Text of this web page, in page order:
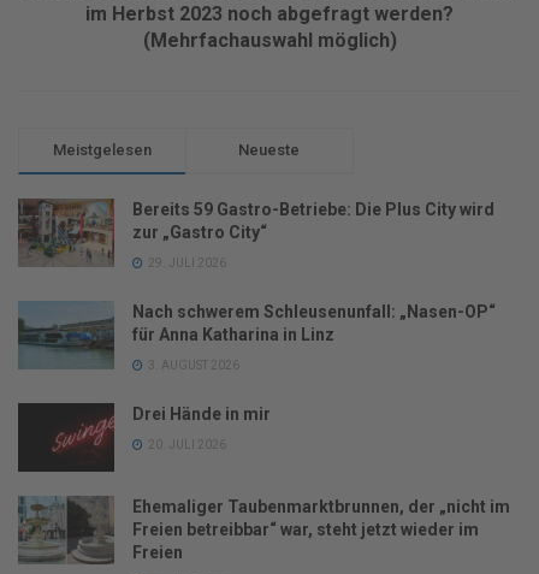
im Herbst 2023 noch abgefragt werden?
(Mehrfachauswahl möglich)
Meistgelesen Neueste
Bereits 59 Gastro-Betriebe: Die Plus City wird
zur „Gastro City“
29. JULI 2026
Nach schwerem Schleusenunfall: „Nasen-OP“
für Anna Katharina in Linz
3. AUGUST 2026
Drei Hände in mir
20. JULI 2026
Ehemaliger Taubenmarktbrunnen, der „nicht im
Freien betreibbar“ war, steht jetzt wieder im
Freien